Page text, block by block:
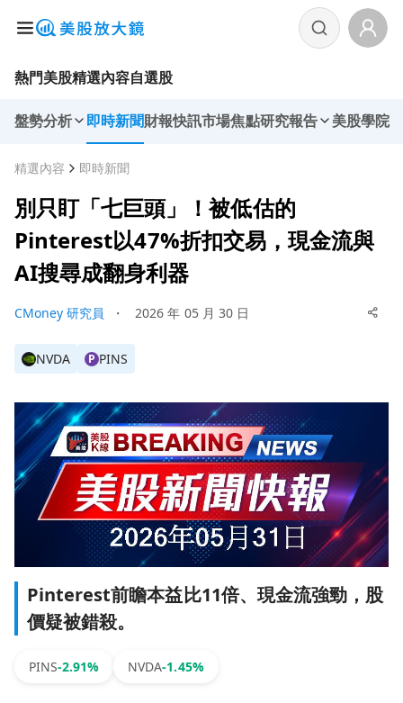
熱門美股精選內容自選股
盤勢分析 即時新聞財報快訊市場焦點研究報告 美股學院
精選內容 即時新聞
別只盯「七巨頭」！被低估的
Pinterest以47%折扣交易，現金流與
AI搜尋成翻身利器
CMoney 研究員 ・ 2026 年 05 月 30 日
NVDA P PINS
Pinterest前瞻本益比11倍、現金流強勁，股
價疑被錯殺。
PINS-2.91% NVDA-1.45%